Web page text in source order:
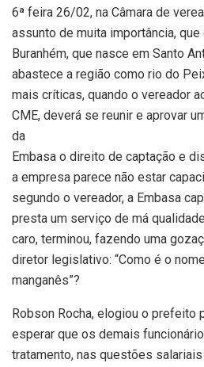
6ª feira 26/02, na Câmara de
assunto de muita importância,
Buranhém, que nasce em Santo
abastece a região como rio do
mais críticas, quando o vereador
CME, deverá se reunir e aprovar
da
Embasa o direito de captação e
a empresa parece não estar
segundo o vereador, a Embasa
presta um serviço de má
caro, terminou, fazendo uma
diretor legislativo: “Como é o
manganês”?
Robson Rocha, elogiou o prefeito
esperar que os demais
tratamento, nas questões